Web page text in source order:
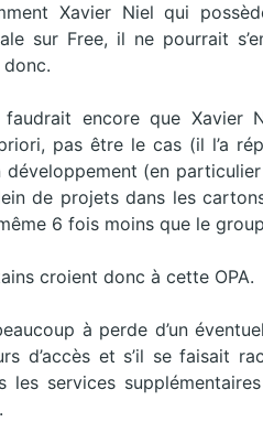
Xavier Niel qui
sur Free, il ne pourrait
faudrait encore que
pas être le cas (il l’a
(en
de projets dans les
6 fois moins que le
croient donc à cette OPA.
à perde d’un
d’accès et s’il se faisait
les services